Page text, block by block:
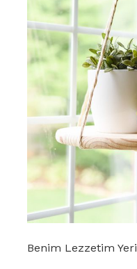
Benim Lezzetim Yeri